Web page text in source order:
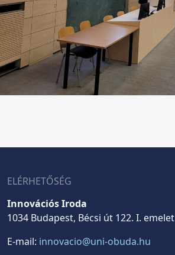
ELÉRHETŐSÉG
Innovációs Iroda
1034 Budapest, Bécsi út 122. I. emelet
E-mail: innovacio@uni-obuda.hu